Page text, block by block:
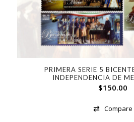
PRIMERA SERIE 5
INDEPENDENCIA DE
$150.00
Compare